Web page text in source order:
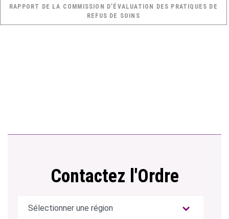
RAPPORT DE LA COMMISSION D’ÉVALUATION DES PRATIQUES DE
REFUS DE SOINS
Contactez l'Ordre